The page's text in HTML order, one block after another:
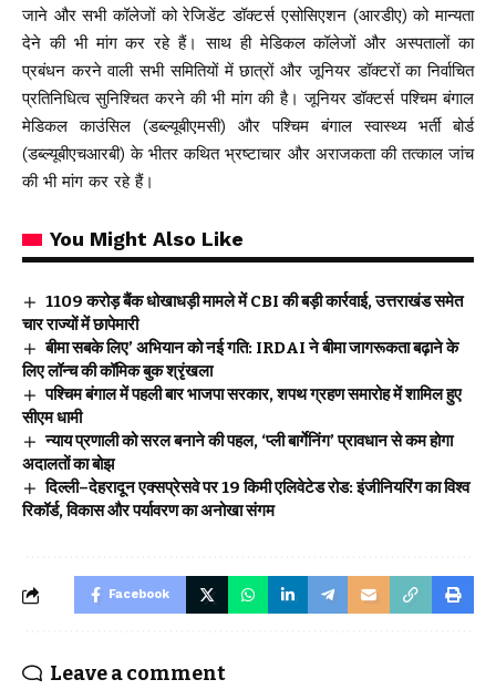
जाने और सभी कॉलेजों को रेजिडेंट डॉक्टर्स एसोसिएशन (आरडीए) को मान्यता
देने की भी मांग कर रहे हैं। साथ ही मेडिकल कॉलेजों और अस्पतालों का
प्रबंधन करने वाली सभी समितियों में छात्रों और जूनियर डॉक्टरों का निर्वाचित
प्रतिनिधित्व सुनिश्चित करने की भी मांग की है। जूनियर डॉक्टर्स पश्चिम बंगाल
मेडिकल काउंसिल (डब्ल्यूबीएमसी) और पश्चिम बंगाल स्वास्थ्य भर्ती बोर्ड
(डब्ल्यूबीएचआरबी) के भीतर कथित भ्रष्टाचार और अराजकता की तत्काल जांच
की भी मांग कर रहे हैं।
You Might Also Like
₹1109 करोड़ बैंक धोखाधड़ी मामले में CBI की बड़ी कार्रवाई, उत्तराखंड समेत
चार राज्यों में छापेमारी
बीमा सबके लिए’ अभियान को नई गति: IRDAI ने बीमा जागरूकता बढ़ाने के
लिए लॉन्च की कॉमिक बुक श्रृंखला
पश्चिम बंगाल में पहली बार भाजपा सरकार, शपथ ग्रहण समारोह में शामिल हुए
सीएम धामी
न्याय प्रणाली को सरल बनाने की पहल, ‘प्ली बार्गेनिंग’ प्रावधान से कम होगा
अदालतों का बोझ
दिल्ली–देहरादून एक्सप्रेसवे पर 19 किमी एलिवेटेड रोड: इंजीनियरिंग का विश्व
रिकॉर्ड, विकास और पर्यावरण का अनोखा संगम
Facebook
Leave a comment